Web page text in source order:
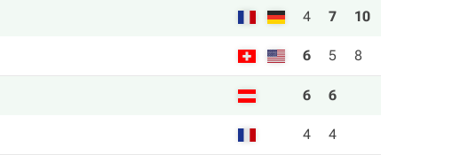
4 7 10
6 5 8
6 6
4 4